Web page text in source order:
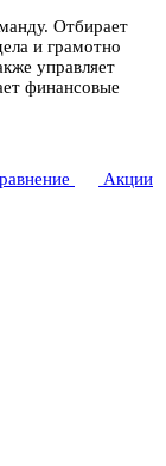
Отбирает
и грамотно
управляет
финансовые
Акции